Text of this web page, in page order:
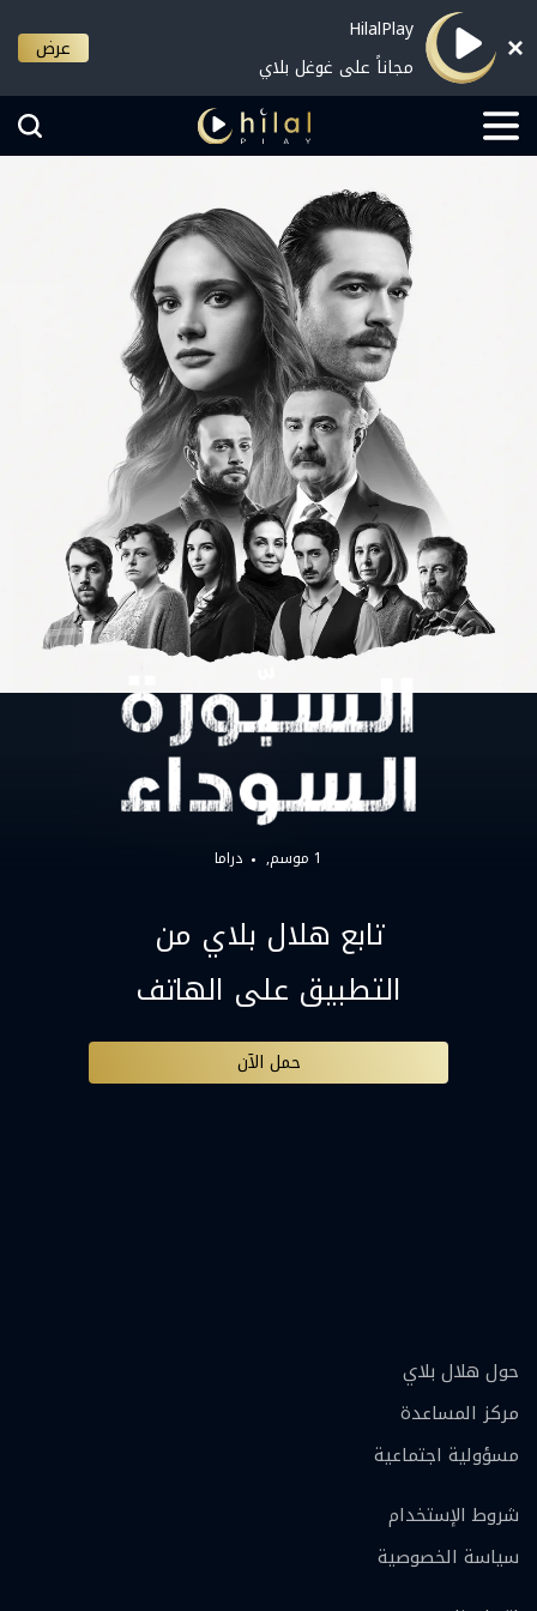
HilalPlay
مجاناً على غوغل بلاي
عرض
1 موسم, دراما
تابع هلال بلاي من
التطبيق على الهاتف
حمل الآن
حول هلال بلاي
مركز المساعدة
مسؤولية اجتماعية
شروط الإستخدام
سياسة الخصوصية